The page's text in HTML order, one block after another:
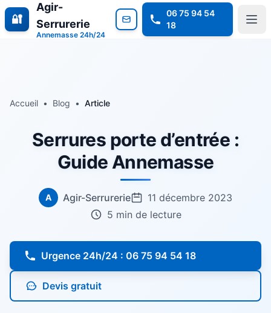
🔐
Agir-
Serrurerie
Annemasse 24h/24
06 75 94 54
18
Accueil • Blog • Article
Serrures porte d’entrée :
Guide Annemasse
A Agir-Serrurerie
11 décembre 2023
5 min de lecture
Urgence 24h/24 : 06 75 94 54 18
Devis gratuit